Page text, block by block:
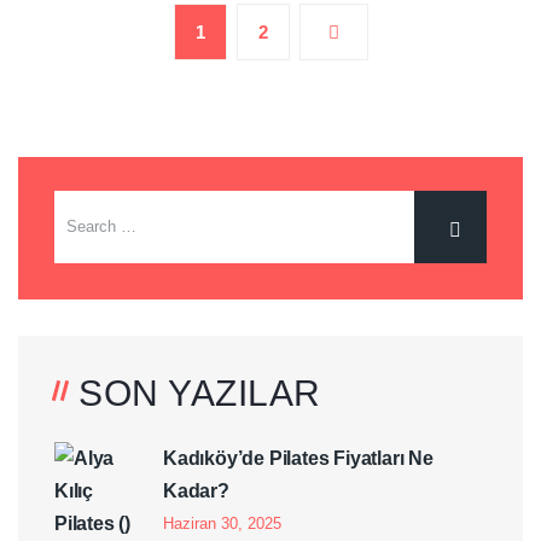
1 2
SON YAZILAR
Kadıköy’de Pilates Fiyatları Ne
Kadar?
Haziran 30, 2025